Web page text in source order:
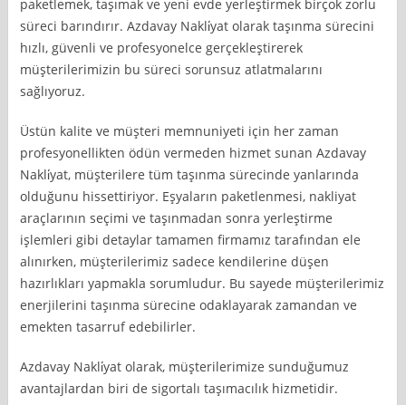
paketlemek, taşımak ve yeni evde yerleştirmek birçok zorlu
süreci barındırır. Azdavay Nakli̇yat olarak taşınma sürecini
hızlı, güvenli ve profesyonelce gerçekleştirerek
müşterilerimizin bu süreci sorunsuz atlatmalarını
sağlıyoruz.
Üstün kalite ve müşteri memnuniyeti için her zaman
profesyonellikten ödün vermeden hizmet sunan Azdavay
Nakli̇yat, müşterilere tüm taşınma sürecinde yanlarında
olduğunu hissettiriyor. Eşyaların paketlenmesi, nakliyat
araçlarının seçimi ve taşınmadan sonra yerleştirme
işlemleri gibi detaylar tamamen firmamız tarafından ele
alınırken, müşterilerimiz sadece kendilerine düşen
hazırlıkları yapmakla sorumludur. Bu sayede müşterilerimiz
enerjilerini taşınma sürecine odaklayarak zamandan ve
emekten tasarruf edebilirler.
Azdavay Nakli̇yat olarak, müşterilerimize sunduğumuz
avantajlardan biri de sigortalı taşımacılık hizmetidir.